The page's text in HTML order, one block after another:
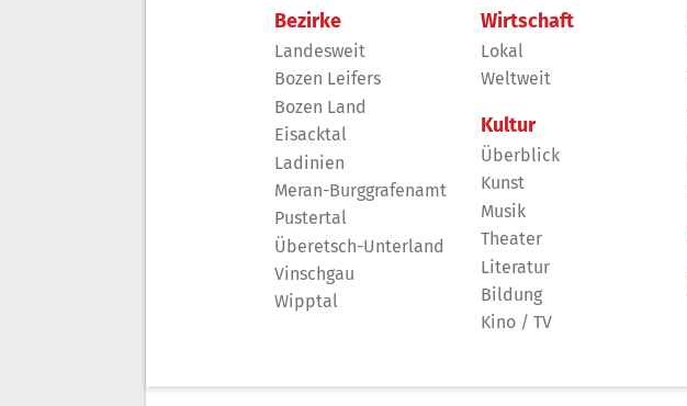
Bezirke
Landesweit
Bozen Leifers
Bozen Land
Eisacktal
Ladinien
Meran-Burggrafenamt
Pustertal
Überetsch-Unterland
Vinschgau
Wipptal
Wirtschaft
Lokal
Weltweit
Kultur
Überblick
Kunst
Musik
Theater
Literatur
Bildung
Kino / TV